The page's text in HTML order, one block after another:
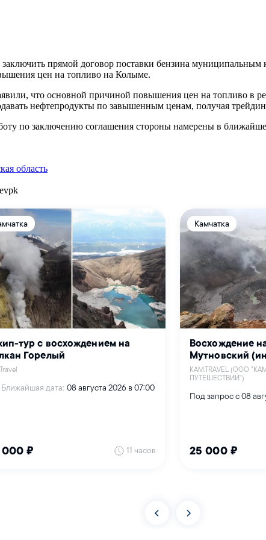
прямой договор поставки бензина
цен на топливо на Колыме.
что основной причиной повышения цен на топливо в
нефтепродукты по завышенным ценам, получая
по заключению соглашения стороны намерены в
область